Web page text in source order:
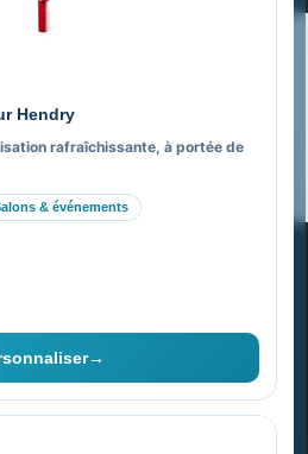
Hendry
rafraîchissante, à portée de
& événements
→
global
Pub France
100% pour moi ?